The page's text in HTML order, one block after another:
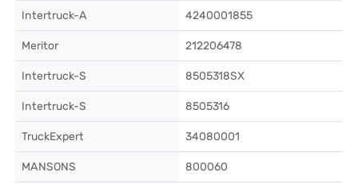
Intertruck-A 4240001855
Meritor 212206478
Intertruck-S 8505318SX
Intertruck-S 8505316
TruckExpert 34080001
MANSONS 800060